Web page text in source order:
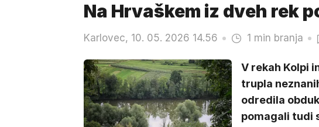
Na Hrvaškem iz dveh rek
Karlovec, 10. 05. 2026 14.56 1 min branja
V rekah Kolpi
trupla
odredila
pomagali tudi